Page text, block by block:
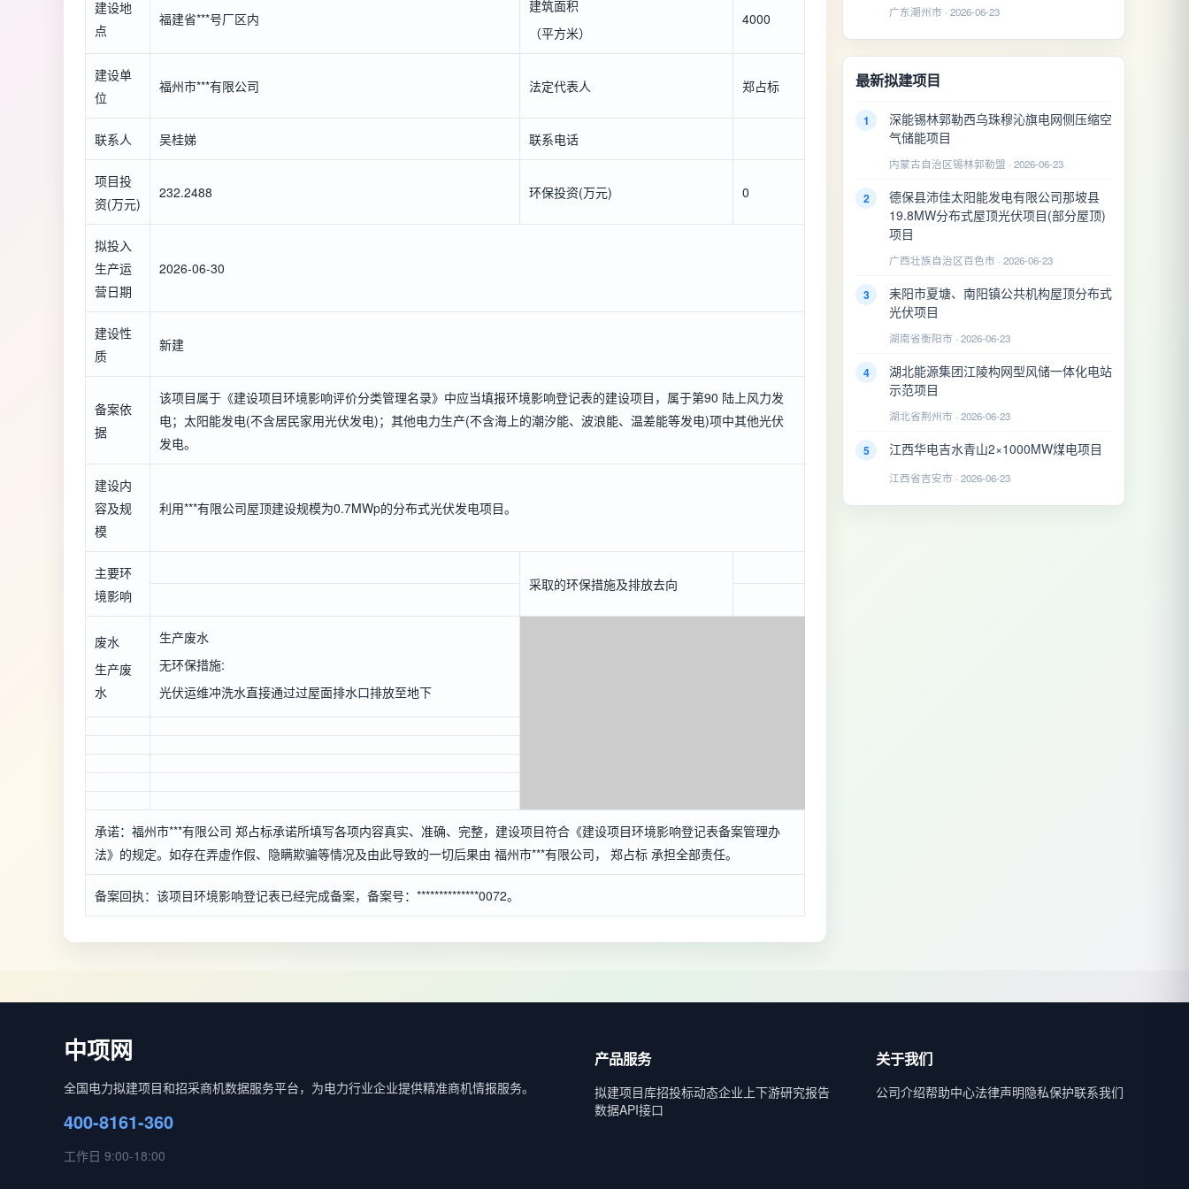
建设地
点
福建省***号厂区内
建筑面积
（平方米）
4000
建设单
位
福州市***有限公司 法定代表人 郑占标
联系人 吴桂娣 联系电话
项目投
资(万元)
232.2488 环保投资(万元) 0
拟投入
生产运
营日期
2026-06-30
建设性
质
新建
备案依
据
该项目属于《建设项目环境影响评价分类管理名录》中应当填报环境影响登记表的建设项目，属于第90 陆上风力发
电；太阳能发电(不含居民家用光伏发电)；其他电力生产(不含海上的潮汐能、波浪能、温差能等发电)项中其他光伏
发电。
建设内
容及规
模
利用***有限公司屋顶建设规模为0.7MWp的分布式光伏发电项目。
主要环
境影响
采取的环保措施及排放去向
废水
生产废
水
生产废水
无环保措施:
光伏运维冲洗水直接通过过屋面排水口排放至地下
承诺：福州市***有限公司 郑占标承诺所填写各项内容真实、准确、完整，建设项目符合《建设项目环境影响登记表备案管理办
法》的规定。如存在弄虚作假、隐瞒欺骗等情况及由此导致的一切后果由 福州市***有限公司， 郑占标 承担全部责任。
备案回执：该项目环境影响登记表已经完成备案，备案号：**************0072。
广东潮州市 · 2026-06-23
最新拟建项目
1
深能锡林郭勒西乌珠穆沁旗电网侧压缩空
气储能项目
内蒙古自治区锡林郭勒盟 · 2026-06-23
2
德保县沛佳太阳能发电有限公司那坡县
19.8MW分布式屋顶光伏项目(部分屋顶)
项目
广西壮族自治区百色市 · 2026-06-23
3
耒阳市夏塘、南阳镇公共机构屋顶分布式
光伏项目
湖南省衡阳市 · 2026-06-23
4
湖北能源集团江陵构网型风储一体化电站
示范项目
湖北省荆州市 · 2026-06-23
5 江西华电吉水青山2×1000MW煤电项目
江西省吉安市 · 2026-06-23
中项网
全国电力拟建项目和招采商机数据服务平台，为电力行业企业提供精准商机情报服务。
400-8161-360
工作日 9:00-18:00
产品服务
拟建项目库招投标动态企业上下游研究报告
数据API接口
关于我们
公司介绍帮助中心法律声明隐私保护联系我们